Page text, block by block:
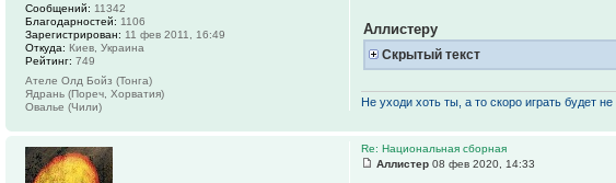
Аллистеру
Скрытый текст
Не уходи хоть ты, а то скоро играть будет не
Сообщений: 11342
Благодарностей: 1106
Зарегистрирован: 11 фев 2011, 16:49
Откуда: Киев, Украина
Рейтинг: 749
Ателе Олд Бойз (Тонга)
Ядрань (Пореч, Хорватия)
Овалье (Чили)
Re: Национальная сборная
Аллистер 08 фев 2020, 14:33